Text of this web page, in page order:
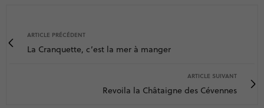
ARTICLE PRÉCÉDENT
La Cranquette, c’est la mer à manger
ARTICLE SUIVANT
Revoila la Châtaigne des Cévennes